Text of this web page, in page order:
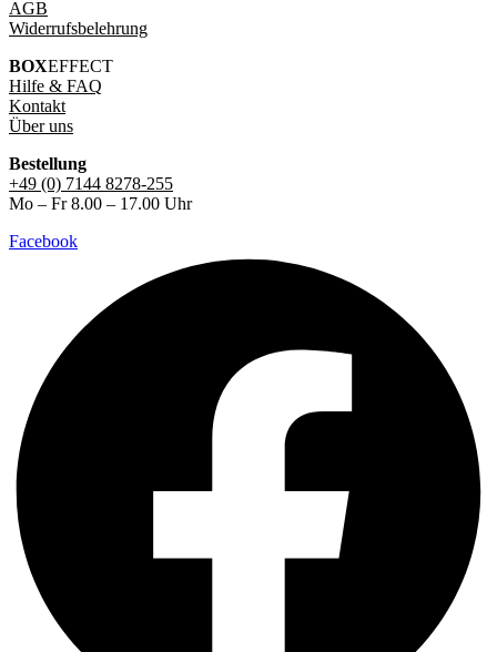
AGB
Widerrufsbelehrung
BOXEFFECT
Hilfe & FAQ
Kontakt
Über uns
Bestellung
+49 (0) 7144 8278-255
Mo – Fr 8.00 – 17.00 Uhr
Facebook